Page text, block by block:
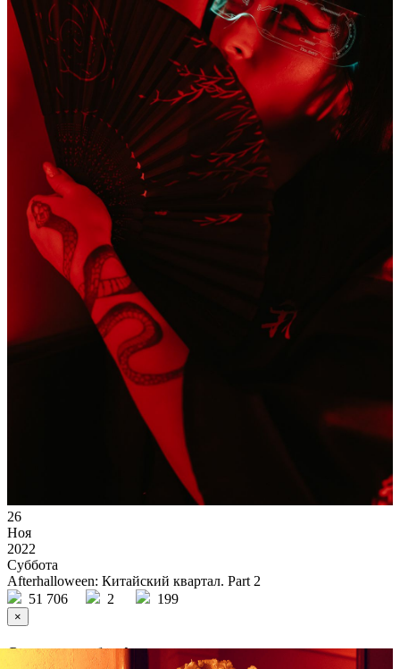
26
Ноя
2022
Суббота
Afterhalloween: Китайский квартал. Part 2
51 706
2 199
×
Ссылка на отбор фото